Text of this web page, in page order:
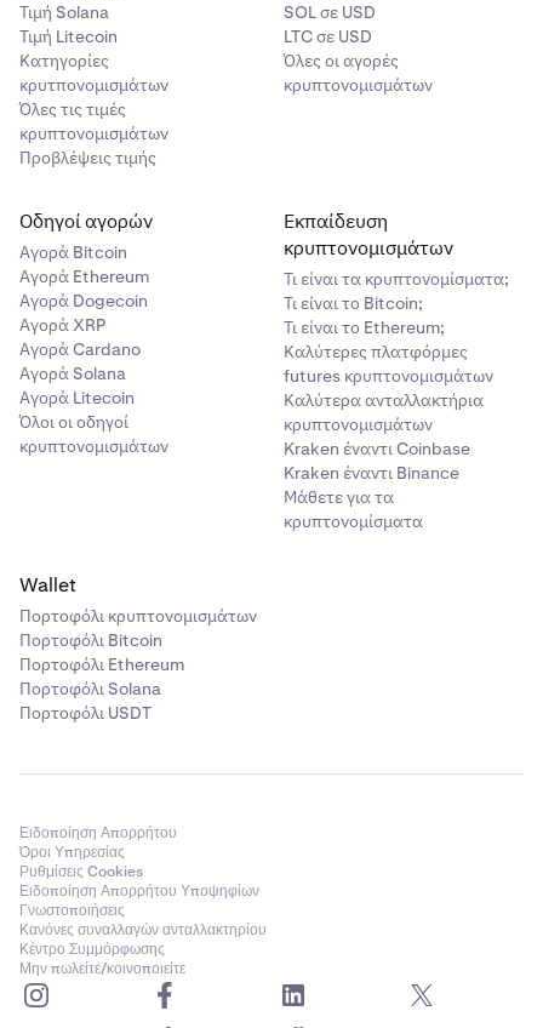
Τιμή Solana
Τιμή Litecoin
Κατηγορίες
κρυτπονομισμάτων
Όλες τις τιμές
κρυπτονομισμάτων
Προβλέψεις τιμής
SOL σε USD
LTC σε USD
Όλες οι αγορές
κρυπτονομισμάτων
Οδηγοί αγορών
Αγορά Bitcoin
Αγορά Ethereum
Αγορά Dogecoin
Αγορά XRP
Αγορά Cardano
Αγορά Solana
Αγορά Litecoin
Όλοι οι οδηγοί
κρυπτονομισμάτων
Εκπαίδευση
κρυπτονομισμάτων
Τι είναι τα κρυπτονομίσματα;
Τι είναι το Bitcoin;
Τι είναι το Ethereum;
Καλύτερες πλατφόρμες
futures κρυπτονομισμάτων
Καλύτερα ανταλλακτήρια
κρυπτονομισμάτων
Kraken έναντι Coinbase
Kraken έναντι Binance
Μάθετε για τα
κρυπτονομίσματα
Wallet
Πορτοφόλι κρυπτονομισμάτων
Πορτοφόλι Bitcoin
Πορτοφόλι Ethereum
Πορτοφόλι Solana
Πορτοφόλι USDT
Ειδοποίηση Απορρήτου
Όροι Υπηρεσίας
Ρυθμίσεις Cookies
Ειδοποίηση Απορρήτου Υποψηφίων
Γνωστοποιήσεις
Κανόνες συναλλαγών ανταλλακτηρίου
Κέντρο Συμμόρφωσης
Μην πωλείτε/κοινοποιείτε